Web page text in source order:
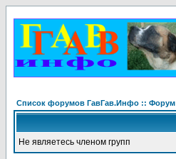
Список форумов ГавГав.Инфо :: Форум
Не являетесь членом групп